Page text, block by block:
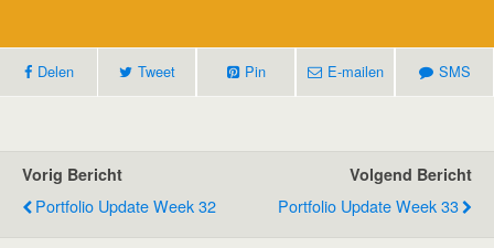
Delen Tweet Pin E-mailen SMS
Vorig Bericht
Portfolio Update Week 32
Volgend Bericht
Portfolio Update Week 33